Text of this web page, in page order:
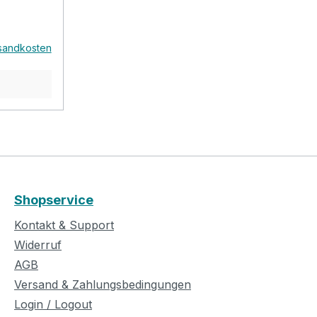
oder
Shopservice
Kontakt & Support
Widerruf
AGB
Versand & Zahlungsbedingungen
Login / Logout